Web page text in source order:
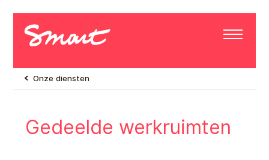
Onze diensten
Gedeelde werkruimten